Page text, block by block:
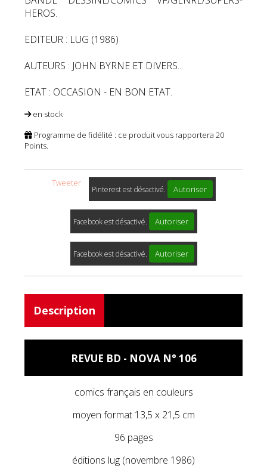
HEROS.
EDITEUR : LUG (1986)
AUTEURS : JOHN BYRNE ET DIVERS...
ETAT : OCCASION - EN BON ETAT.
en stock
Programme de fidélité : ce produit vous rapportera20
Points.
Tweeter
Pinterest est désactivé. Autoriser
Facebook est désactivé. Autoriser
Facebook est désactivé. Autoriser
Description
REVUE BD - NOVA N° 106
comics français en couleurs
moyen format 13,5 x 21,5 cm
96 pages
éditions lug (novembre 1986)